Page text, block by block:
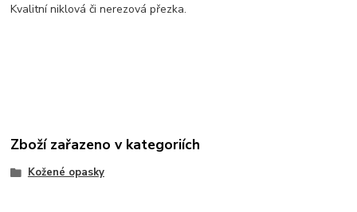
Kvalitní niklová či nerezová přezka.
Zboží zařazeno v kategoriích
Kožené opasky